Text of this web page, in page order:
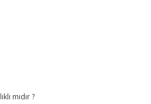
mıdır ?